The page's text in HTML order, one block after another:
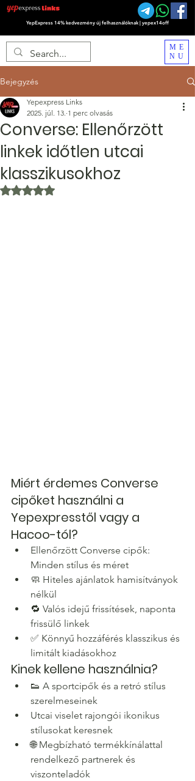
YepExpress 14% kedvezmény új felhasználóknak | yepex14off
ME
NU
Bejegyzés
Converse: Ellenőrzött
linkek időtlen utcai
klasszikusokhoz
Yepexpress Links
2025. júl. 13. 1 perc olvasás
NaN csillagot kapott az 5-ből.
Miért érdemes Converse
cipőket használni a
Yepexpresstől vagy a
Hacoo-tól?
Ellenőrzött Converse cipők:
Minden stílus és méret
🧼 Hiteles ajánlatok hamisítványok
nélkül
🔁 Valós idejű frissítések, naponta
frissülő linkek
✅ Könnyű hozzáférés klasszikus és
limitált kiadásokhoz
Kinek kellene használnia?
👟 A sportcipők és a retró stílus
szerelmeseinek
Utcai viselet rajongói ikonikus
stílusokat keresnek
🌐 Megbízható termékkínálattal
rendelkező partnerek és
viszonteladók